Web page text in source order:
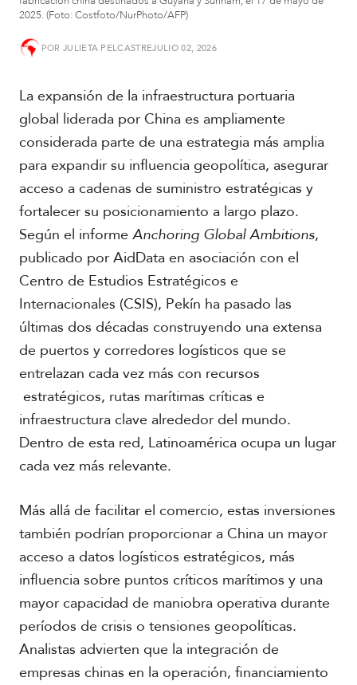
u
d
m
é
r
i
a
C
e
n
t
r
o
a
m
é
r
i
c
a
C
a
b
e
2025. (Foto: Costfoto/NurPhoto/AFP)
POR JULIETA PELCASTREJULIO 02, 2026
La expansión de la infraestructura portuaria
global liderada por China es ampliamente
considerada parte de una estrategia más amplia
para expandir su influencia geopolítica, asegurar
acceso a cadenas de suministro estratégicas y
fortalecer su posicionamiento a largo plazo.
Según el informe Anchoring Global Ambitions,
publicado por AidData en asociación con el
Centro de Estudios Estratégicos e
Internacionales (CSIS), Pekín ha pasado las
últimas dos décadas construyendo una extensa
de puertos y corredores logísticos que se
entrelazan cada vez más con recursos
estratégicos, rutas marítimas críticas e
infraestructura clave alrededor del mundo.
Dentro de esta red, Latinoamérica ocupa un lugar
cada vez más relevante.
Más allá de facilitar el comercio, estas inversiones
también podrían proporcionar a China un mayor
acceso a datos logísticos estratégicos, más
influencia sobre puntos críticos marítimos y una
mayor capacidad de maniobra operativa durante
períodos de crisis o tensiones geopolíticas.
Analistas advierten que la integración de
empresas chinas en la operación, financiamiento